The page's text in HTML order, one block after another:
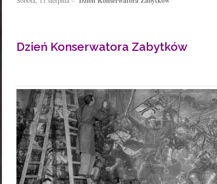
Dzień Konserwatora Zabytków